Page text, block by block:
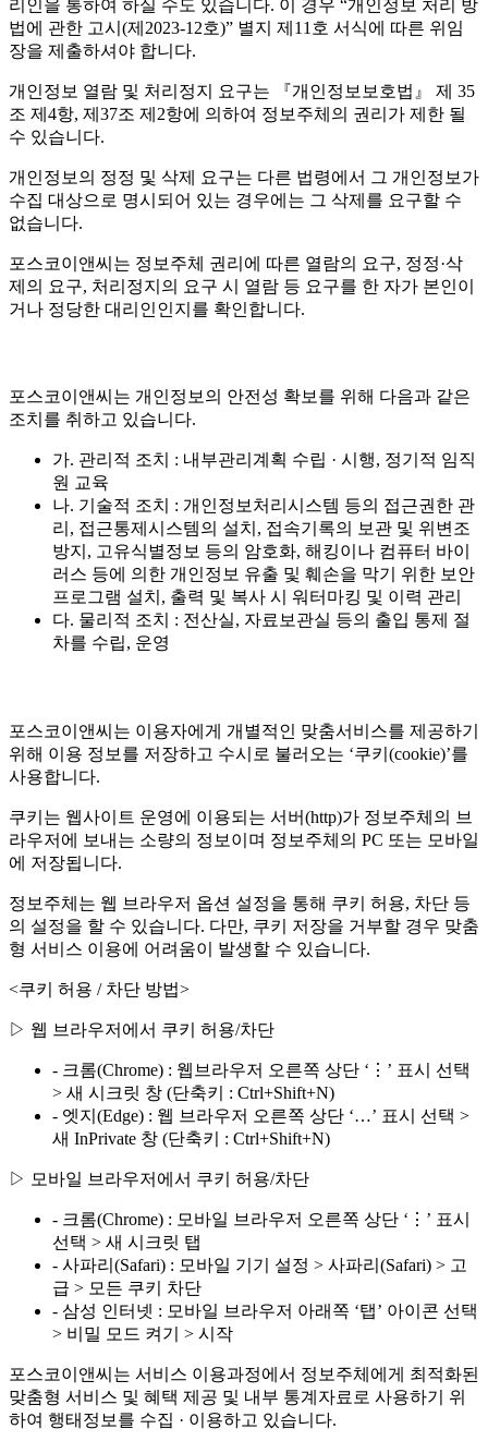
리인을 통하여 하실 수도 있습니다. 이 경우 “개인정보 처리 방
법에 관한 고시(제2023-12호)” 별지 제11호 서식에 따른 위임
장을 제출하셔야 합니다.
개인정보 열람 및 처리정지 요구는 『개인정보보호법』 제 35
조 제4항, 제37조 제2항에 의하여 정보주체의 권리가 제한 될
수 있습니다.
개인정보의 정정 및 삭제 요구는 다른 법령에서 그 개인정보가
수집 대상으로 명시되어 있는 경우에는 그 삭제를 요구할 수
없습니다.
포스코이앤씨는 정보주체 권리에 따른 열람의 요구, 정정·삭
제의 요구, 처리정지의 요구 시 열람 등 요구를 한 자가 본인이
거나 정당한 대리인인지를 확인합니다.
포스코이앤씨는 개인정보의 안전성 확보를 위해 다음과 같은
조치를 취하고 있습니다.
가. 관리적 조치 : 내부관리계획 수립 · 시행, 정기적 임직
원 교육
나. 기술적 조치 : 개인정보처리시스템 등의 접근권한 관
리, 접근통제시스템의 설치, 접속기록의 보관 및 위변조
방지, 고유식별정보 등의 암호화, 해킹이나 컴퓨터 바이
러스 등에 의한 개인정보 유출 및 훼손을 막기 위한 보안
프로그램 설치, 출력 및 복사 시 워터마킹 및 이력 관리
다. 물리적 조치 : 전산실, 자료보관실 등의 출입 통제 절
차를 수립, 운영
포스코이앤씨는 이용자에게 개별적인 맞춤서비스를 제공하기
위해 이용 정보를 저장하고 수시로 불러오는 ‘쿠키(cookie)’를
사용합니다.
쿠키는 웹사이트 운영에 이용되는 서버(http)가 정보주체의 브
라우저에 보내는 소량의 정보이며 정보주체의 PC 또는 모바일
에 저장됩니다.
정보주체는 웹 브라우저 옵션 설정을 통해 쿠키 허용, 차단 등
의 설정을 할 수 있습니다. 다만, 쿠키 저장을 거부할 경우 맞춤
형 서비스 이용에 어려움이 발생할 수 있습니다.
<쿠키 허용 / 차단 방법>
▷ 웹 브라우저에서 쿠키 허용/차단
- 크롬(Chrome) : 웹브라우저 오른쪽 상단 ‘⋮’ 표시 선택
> 새 시크릿 창 (단축키 : Ctrl+Shift+N)
- 엣지(Edge) : 웹 브라우저 오른쪽 상단 ‘…’ 표시 선택 >
새 InPrivate 창 (단축키 : Ctrl+Shift+N)
▷ 모바일 브라우저에서 쿠키 허용/차단
- 크롬(Chrome) : 모바일 브라우저 오른쪽 상단 ‘⋮’ 표시
선택 > 새 시크릿 탭
- 사파리(Safari) : 모바일 기기 설정 > 사파리(Safari) > 고
급 > 모든 쿠키 차단
- 삼성 인터넷 : 모바일 브라우저 아래쪽 ‘탭’ 아이콘 선택
> 비밀 모드 켜기 > 시작
포스코이앤씨는 서비스 이용과정에서 정보주체에게 최적화된
맞춤형 서비스 및 혜택 제공 및 내부 통계자료로 사용하기 위
하여 행태정보를 수집 · 이용하고 있습니다.